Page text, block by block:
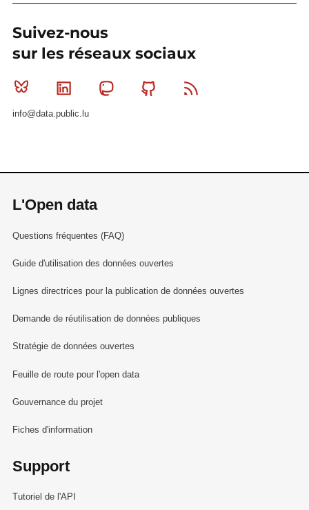
Suivez-nous
sur les réseaux sociaux
Bluesky Linkedin MastodonGithub
info@data.public.lu
L'Open data
Questions fréquentes (FAQ)
Guide d'utilisation des données ouvertes
Lignes directrices pour la publication de données ouvertes
Demande de réutilisation de données publiques
Stratégie de données ouvertes
Feuille de route pour l'open data
Gouvernance du projet
Fiches d'information
Support
Tutoriel de l'API